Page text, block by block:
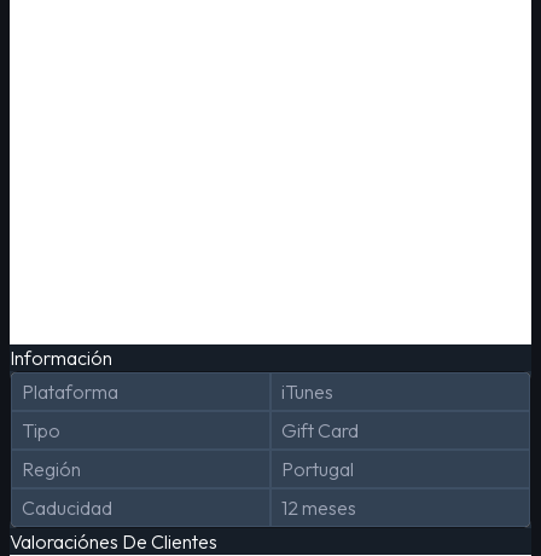
Información
Plataforma
iTunes
Tipo
Gift Card
Región
Portugal
Caducidad
12 meses
Valoraciónes De Clientes